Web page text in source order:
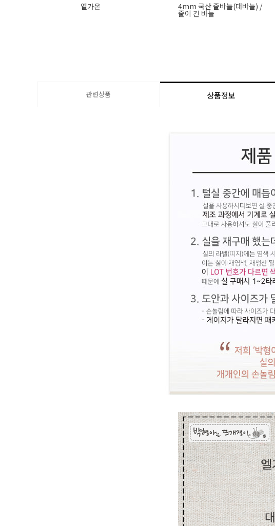
엘가온 4mm 국산 줄바늘(대바늘) /
줄이 긴 바늘
관련상품 상품정보